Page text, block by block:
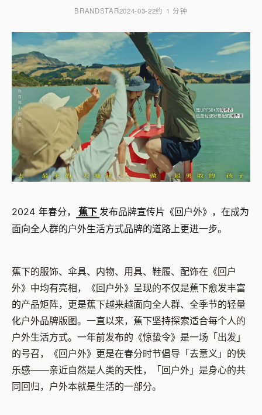
BRANDSTAR2024-03-22约 1 分钟
2024 年春分， 蕉下 发布品牌宣传片《回户外》，在成为
面向全人群的户外生活方式品牌的道路上更进一步。
蕉下的服饰、伞具、内物、用具、鞋履、配饰在《回户
外》中均有亮相，《回户外》呈现的不仅是蕉下愈发丰富
的产品矩阵，更是蕉下越来越面向全人群、全季节的轻量
化户外品牌版图。一直以来，蕉下坚持探索适合每个人的
户外生活方式。一年前发布的《惊蛰令》是一场「出发」
的号召，《回户外》更是在春分时节倡导「去意义」的快
乐感——亲近自然是人类的天性，「回户外」是身心的共
同回归，户外本就是生活的一部分。